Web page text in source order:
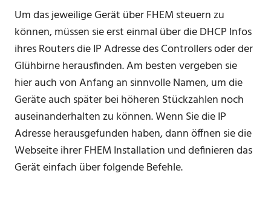
Um das jeweilige Gerät über FHEM steuern zu
können, müssen sie erst einmal über die DHCP Infos
ihres Routers die IP Adresse des Controllers oder der
Glühbirne herausfinden. Am besten vergeben sie
hier auch von Anfang an sinnvolle Namen, um die
Geräte auch später bei höheren Stückzahlen noch
auseinanderhalten zu können. Wenn Sie die IP
Adresse herausgefunden haben, dann öffnen sie die
Webseite ihrer FHEM Installation und definieren das
Gerät einfach über folgende Befehle.